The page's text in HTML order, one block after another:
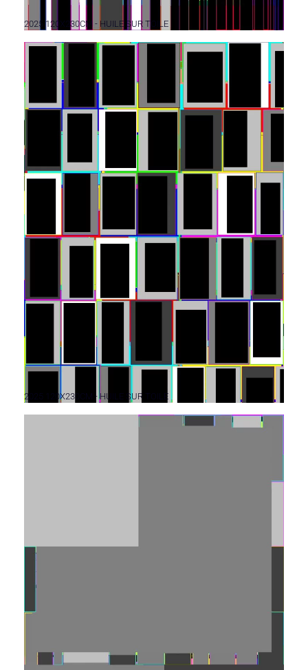
2025 120X230CM - HUILE SUR TOILE
2025 120X230CM - HUILE SUR TOILE